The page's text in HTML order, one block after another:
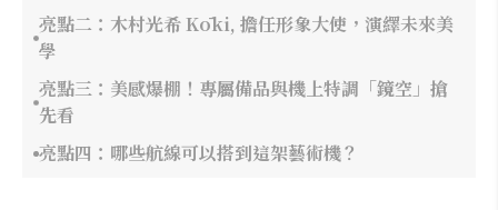
亮點二：木村光希 Kōki, 擔任形象大使，演繹未來美
學
亮點三：美感爆棚！專屬備品與機上特調「鏡空」搶
先看
亮點四：哪些航線可以搭到這架藝術機？